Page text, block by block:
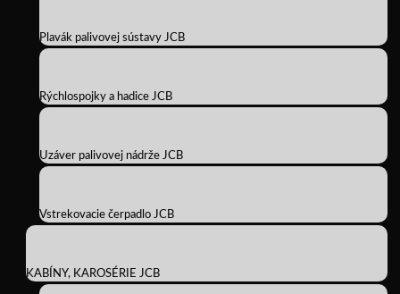
Plavák palivovej sústavy JCB
Rýchlospojky a hadice JCB
Uzáver palivovej nádrže JCB
Vstrekovacie čerpadlo JCB
KABÍNY, KAROSÉRIE JCB